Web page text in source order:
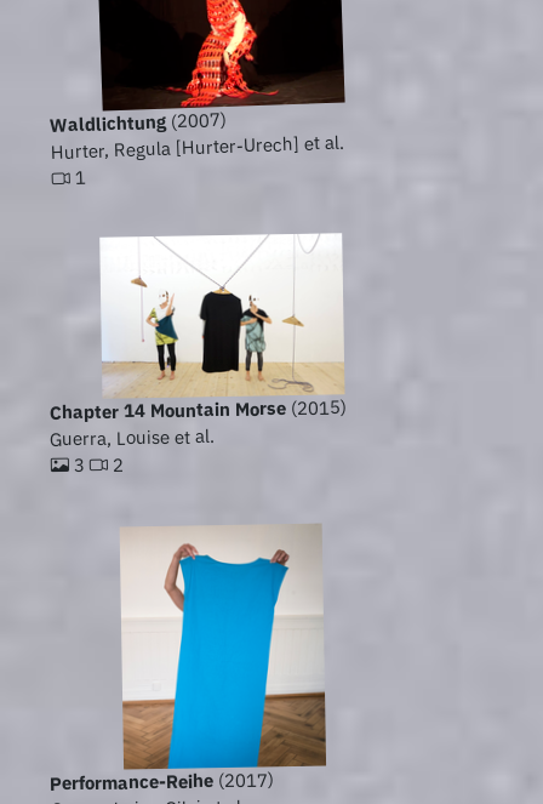
Waldlichtung(2007)
Hurter, Regula [Hurter-Urech] et al.
1
Chapter 14 Mountain Morse(2015)
Guerra, Louise et al.
3 2
Performance-Reihe (2017)